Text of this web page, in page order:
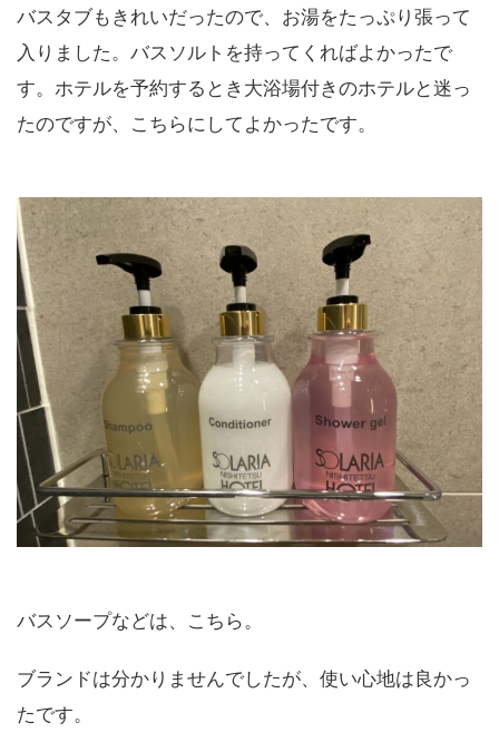
バスタブもきれいだったので、お湯をたっぷり張って
入りました。バスソルトを持ってくればよかったで
す。ホテルを予約するとき大浴場付きのホテルと迷っ
たのですが、こちらにしてよかったです。
バスソープなどは、こちら。
ブランドは分かりませんでしたが、使い心地は良かっ
たです。